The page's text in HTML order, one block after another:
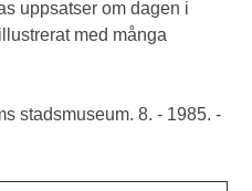
uppsatser om dagen i
med många
stadsmuseum. 8. - 1985. -